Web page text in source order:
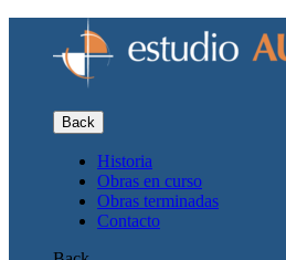
Back
Historia
Obras en curso
Obras terminadas
Contacto